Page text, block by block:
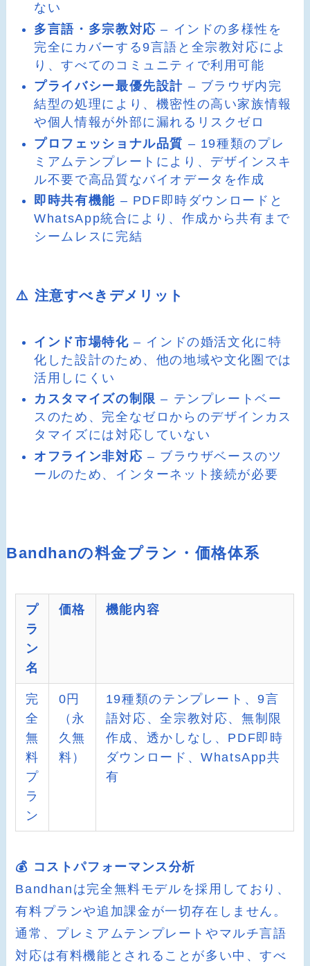
ない
多言語・多宗教対応 – インドの多様性を
完全にカバーする9言語と全宗教対応によ
り、すべてのコミュニティで利用可能
プライバシー最優先設計 – ブラウザ内完
結型の処理により、機密性の高い家族情報
や個人情報が外部に漏れるリスクゼロ
プロフェッショナル品質 – 19種類のプレ
ミアムテンプレートにより、デザインスキ
ル不要で高品質なバイオデータを作成
即時共有機能 – PDF即時ダウンロードと
WhatsApp統合により、作成から共有まで
シームレスに完結
⚠️ 注意すべきデメリット
インド市場特化 – インドの婚活文化に特
化した設計のため、他の地域や文化圏では
活用しにくい
カスタマイズの制限 – テンプレートベー
スのため、完全なゼロからのデザインカス
タマイズには対応していない
オフライン非対応 – ブラウザベースのツ
ールのため、インターネット接続が必要
Bandhanの料金プラン・価格体系
プ
ラ
ン
名
価格 機能内容
完
全
無
料
プ
ラ
ン
0円
（永
久無
料）
19種類のテンプレート、9言
語対応、全宗教対応、無制限
作成、透かしなし、PDF即時
ダウンロード、WhatsApp共
有
💰 コストパフォーマンス分析
Bandhanは完全無料モデルを採用しており、
有料プランや追加課金が一切存在しません。
通常、プレミアムテンプレートやマルチ言語
対応は有料機能とされることが多い中、すべ